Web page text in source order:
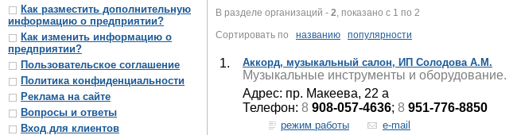
Как разместить дополнительную
информацию о предприятии?
Как изменить информацию о
предприятии?
Пользовательское соглашение
Политика конфиденциальности
Реклама на сайте
Вопросы и ответы
Вход для клиентов
В разделе организаций - 2 , показано с 1 по 2
Сортировать по названию популярности
1. Аккорд, музыкальный салон, ИП Солодова А.М.
Музыкальные инструменты и оборудование.
Адрес: пр. Макеева, 22 а
Телефон: 8 908-057-4636; 8 951-776-8850
режим работы e-mail